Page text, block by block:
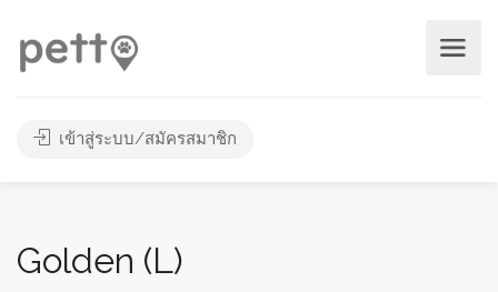
เข้าสู่ระบบ/สมัครสมาชิก
Golden (L)